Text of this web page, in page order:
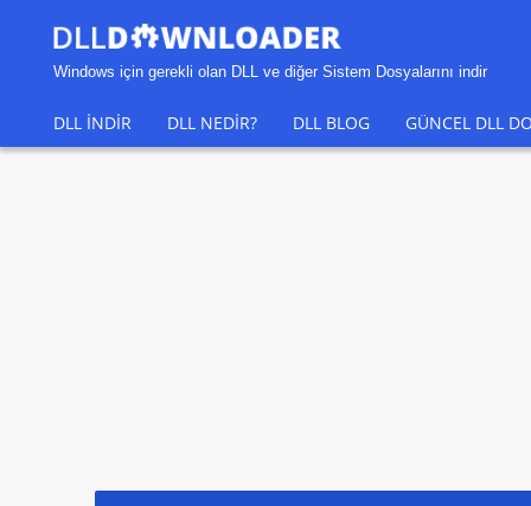
Windows için gerekli olan DLL ve diğer Sistem Dosyalarını indir
DLL INDIR DLL NEDIR? DLL BLOG GÜNCEL DLL